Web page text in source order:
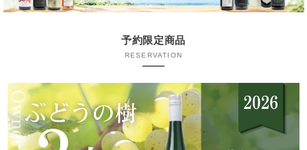
予約限定商品
RESERVATION